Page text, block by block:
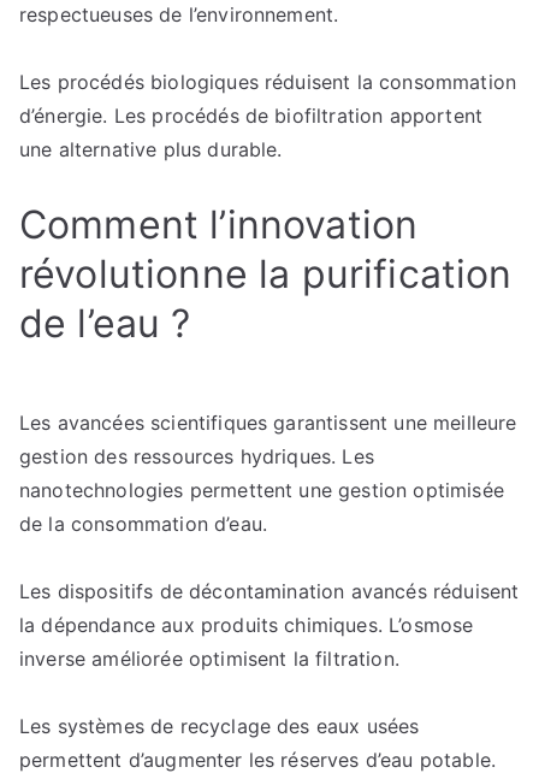
respectueuses de l’environnement.
Les procédés biologiques réduisent la consommation
d’énergie. Les procédés de biofiltration apportent
une alternative plus durable.
Comment l’innovation
révolutionne la purification
de l’eau ?
Les avancées scientifiques garantissent une meilleure
gestion des ressources hydriques. Les
nanotechnologies permettent une gestion optimisée
de la consommation d’eau.
Les dispositifs de décontamination avancés réduisent
la dépendance aux produits chimiques. L’osmose
inverse améliorée optimisent la filtration.
Les systèmes de recyclage des eaux usées
permettent d’augmenter les réserves d’eau potable.